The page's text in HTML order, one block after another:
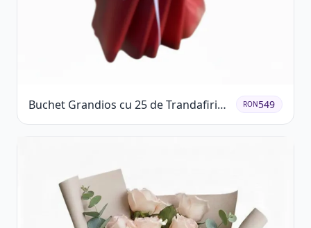
Buchet Grandios cu 25 de Trandafiri
Roșii
RON549